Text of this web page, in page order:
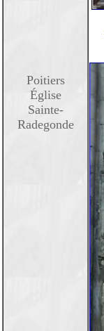
Poitiers
Église
Sainte-
Radegonde